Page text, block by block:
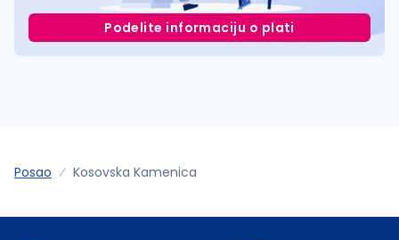
Podelite informaciju o plati
Posao Kosovska Kamenica